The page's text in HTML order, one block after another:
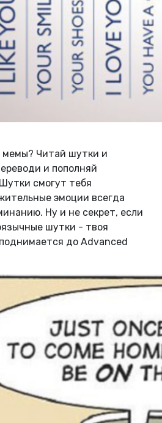
Читай шутки и
и пополняй
смогут тебя
эмоции всегда
Ну и не секрет, если
шутки - твоя
до Аdvanced